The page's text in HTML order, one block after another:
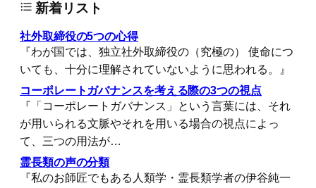
新着リスト
社外取締役の5つの心得
『わが国では、独立社外取締役の（究極の） 使命につ
いても、十分に理解されていないように思われる。』
コーポレートガバナンスを考える際の3つの視点
『「コーポレートガバナンス」という言葉には、それ
が用いられる文脈やそれを用いる場合の視点によっ
て、三つの用法が…
霊長類の声の分類
『私のお師匠でもある人類学・霊長類学者の伊谷純一